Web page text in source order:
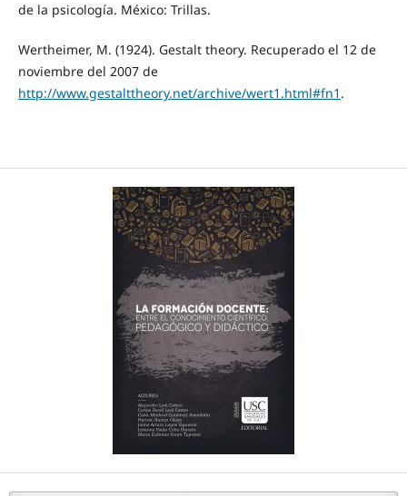
de la psicología. México: Trillas.
Wertheimer, M. (1924). Gestalt theory. Recuperado el 12 de
noviembre del 2007 de
http://www.gestalttheory.net/archive/wert1.html#fn1 .